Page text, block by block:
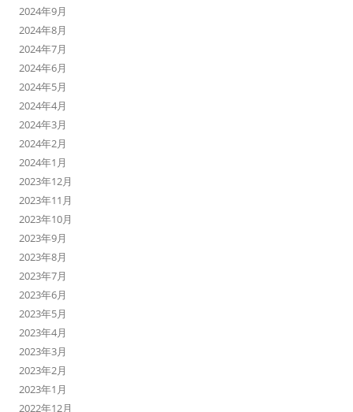
2024年9月
2024年8月
2024年7月
2024年6月
2024年5月
2024年4月
2024年3月
2024年2月
2024年1月
2023年12月
2023年11月
2023年10月
2023年9月
2023年8月
2023年7月
2023年6月
2023年5月
2023年4月
2023年3月
2023年2月
2023年1月
2022年12月